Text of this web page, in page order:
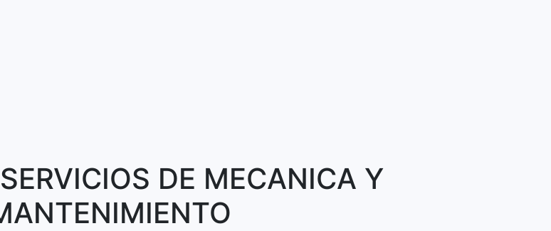
DE MECANICA Y